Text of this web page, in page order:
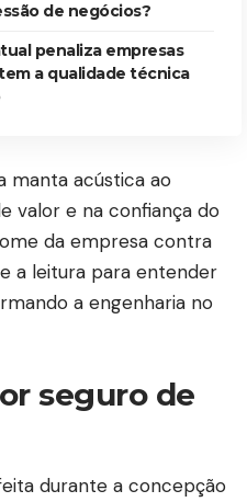
de negócios?
penaliza empresas
a qualidade técnica
manta acústica ao
valor e na confiança do
da empresa contra
a leitura para entender
a engenharia no
seguro de
durante a concepção